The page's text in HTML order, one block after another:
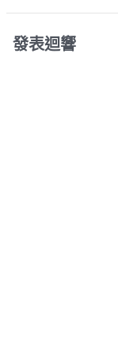
發表迴響